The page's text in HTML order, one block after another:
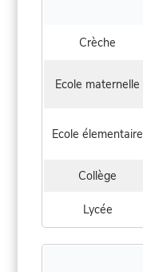
Crèche
Ecole maternelle
Ecole élementaire
Collège
Lycée